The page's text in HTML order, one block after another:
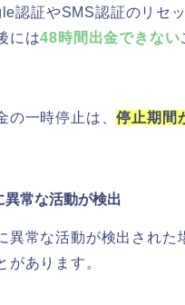
認証やSMS認証のリセ
には48時間出金できない
の一時停止は、停止期間
異常な活動が検出
異常な活動が検出された
があります。